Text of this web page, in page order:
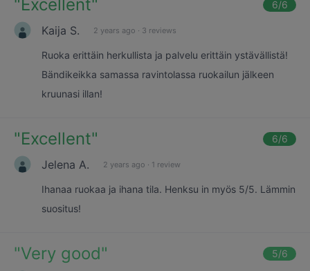
" Excellent" 6/6
Kaija S. 2 years ago · 3 reviews
Ruoka erittäin herkullista ja palvelu erittäin ystävällistä!
Bändikeikka samassa ravintolassa ruokailun jälkeen
kruunasi illan!
"Excellent" 6/6
Jelena A. 2 years ago · 1 review
Ihanaa ruokaa ja ihana tila. Henksu in myös 5/5. Lämmin
suositus!
"Very good" 5/6